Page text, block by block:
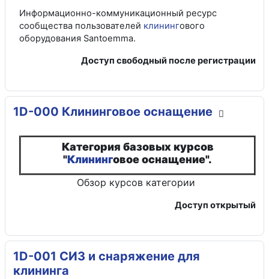
Информационно-коммуникационный ресурс
сообщества пользователей клинингового
оборудования Santoemma.
Доступ свободный после регистрации
1D-000 Клининговое оснащение
Категория базовых курсов
"Клининговое оснащение".
Обзор курсов категории
Доступ открытый
1D-001 СИЗ и снаряжение для
клининга